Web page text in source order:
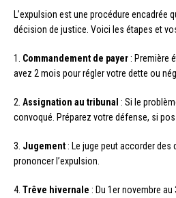
L’expulsion est une procédure encadrée
décision de justice. Voici les étapes et
1. Commandement de payer : Première
avez 2 mois pour régler votre dette ou
2. Assignation au tribunal : Si le
convoqué. Préparez votre défense, si
3. Jugement : Le juge peut accorder des
prononcer l’expulsion.
4. Trêve hivernale : Du 1er novembre